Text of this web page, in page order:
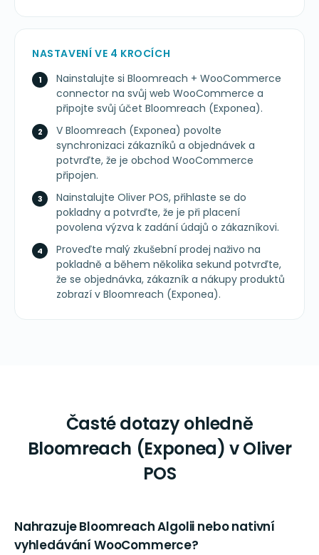
NASTAVENÍ VE 4 KROCÍCH
Nainstalujte si Bloomreach + WooCommerce
connector na svůj web WooCommerce a
připojte svůj účet Bloomreach (Exponea).
V Bloomreach (Exponea) povolte
synchronizaci zákazníků a objednávek a
potvrďte, že je obchod WooCommerce
připojen.
Nainstalujte Oliver POS, přihlaste se do
pokladny a potvrďte, že je při placení
povolena výzva k zadání údajů o zákazníkovi.
Proveďte malý zkušební prodej naživo na
pokladně a během několika sekund potvrďte,
že se objednávka, zákazník a nákupy produktů
zobrazí v Bloomreach (Exponea).
Časté dotazy ohledně
Bloomreach (Exponea) v Oliver
POS
Nahrazuje Bloomreach Algolii nebo nativní
vyhledávání WooCommerce?